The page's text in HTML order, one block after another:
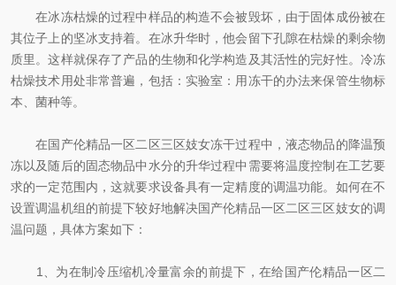
在冰冻枯燥的过程中样品的构造不会被毁坏，由于固体成份被在
其位子上的坚冰支持着。在冰升华时，他会留下孔隙在枯燥的剩余物
质里。这样就保存了产品的生物和化学构造及其活性的完好性。冷冻
枯燥技术用处非常普遍，包括：实验室：用冻干的办法来保管生物标
本、菌种等。
在国产伦精品一区二区三区妓女冻干过程中，液态物品的降温预
冻以及随后的固态物品中水分的升华过程中需要将温度控制在工艺要
求的一定范围内，这就要求设备具有一定精度的调温功能。如何在不
设置调温机组的前提下较好地解决国产伦精品一区二区三区妓女的调
温问题，具体方案如下：
1、为在制冷压缩机冷量富余的前提下，在给国产伦精品一区二